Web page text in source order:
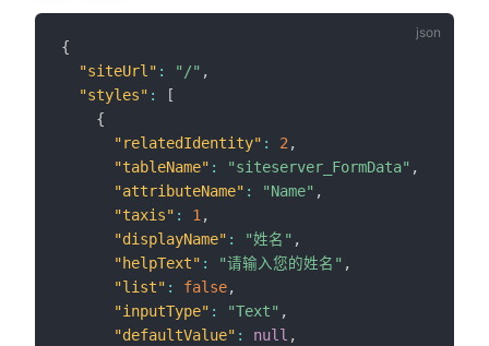
{
"siteUrl" : "/" ,
"styles" :
[
{
"relatedIdentity" : 2,
"tableName" : "siteserver_FormData" ,
"attributeName" : "Name" ,
"taxis" : 1,
"displayName" : "姓名" ,
"helpText" : "请输入您的姓名" ,
"list" : false,
"inputType" : "Text" ,
"defaultValue" : null ,